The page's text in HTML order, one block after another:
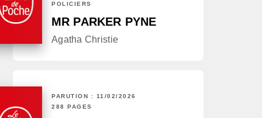
POLICIERS
MR PARKER PYNE
Agatha Christie
PARUTION : 11/02/2026
288 PAGES